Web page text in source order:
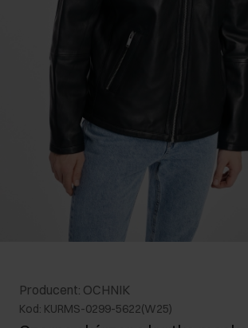
Producent: OCHNIK
Kod: KURMS-0299-5622(W25)